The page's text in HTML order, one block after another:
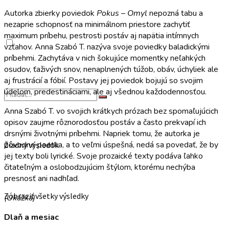
Žiadny výsledok
Zobraziť všetky výsledky
Autorka zbierky poviedok Pokus – Omyl nepozná tabu a
nezaprie schopnosť na minimálnom priestore zachytiť
maximum príbehu, pestrosti postáv aj napätia intímnych
vzťahov. Anna Szabó T. nazýva svoje poviedky baladickými
príbehmi. Zachytáva v nich šokujúce momentky neľahkých
osudov, ťaživých snov, nenaplnených túžob, obáv, úchyliek ale
aj frustrácií a fóbií. Postavy jej poviedok bojujú so svojim
údelom, predestináciami, ale aj všednou každodennosťou.
Anna Szabó T. vo svojich krátkych prózach bez spomaľujúcich
opisov zaujme rôznorodosťou postáv a často prekvapí ich
drsnými životnými príbehmi. Napriek tomu, že autorka je
pôvodne poetka, a to veľmi úspešná, nedá sa povedať, že by
jej texty boli lyrické. Svoje prozaické texty podáva ľahko
čitateľným a oslobodzujúcim štýlom, ktorému nechýba
presnosť ani nadhľad.
(Úkážka)
Dlaň a mesiac